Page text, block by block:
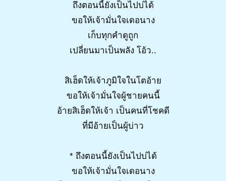
ถึงตอนนี้ยังเป็นไปบ่ได้
ขอให้เจ้ามั่นใจเดอนาง
เก็บทุกคำดูถูก
เปลี่ยนมาเป็นพลัง โอ้ว..
สิเฮ็ดให้เจ้าภูมิใจในโตอ้าย
ขอให้เจ้ามั่นใจผู้ชายคนนี้
อ้ายสิเฮ็ดให้เจ้า เป็นคนที่โชคดี
ที่มีอ้ายเป็นผู้บ่าว
* ถึงตอนนี้ยังเป็นไปบ่ได้
ขอให้เจ้ามั่นใจเดอนาง